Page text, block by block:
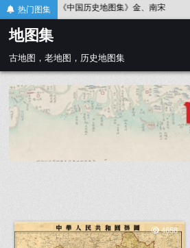
Skip
to
content
热门图集
国历史地图集》春秋战国 《中国历史地图
地图集
古地图，老地图，历史地图集
4658